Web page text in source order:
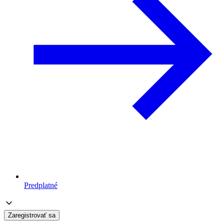
Predplatné
Zaregistrovať sa